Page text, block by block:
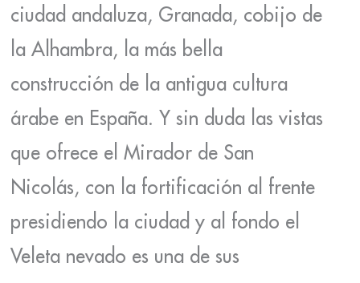
ciudad andaluza, Granada, cobijo de
la Alhambra, la más bella
construcción de la antigua cultura
árabe en España. Y sin duda las vistas
que ofrece el Mirador de San
Nicolás, con la fortificación al frente
presidiendo la ciudad y al fondo el
Veleta nevado es una de sus